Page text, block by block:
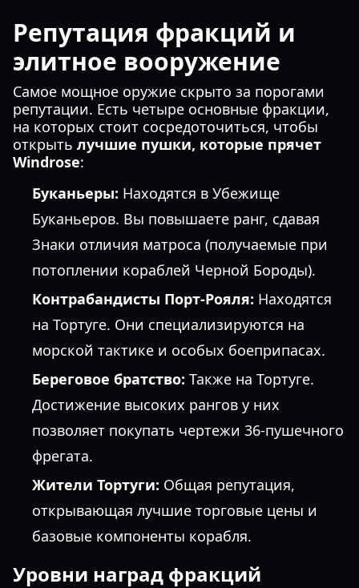
Репутация фракций и
элитное вооружение
Самое мощное оружие скрыто за порогами
репутации. Есть четыре основные фракции,
на которых стоит сосредоточиться, чтобы
открыть лучшие пушки, которые прячет
Windrose:
Буканьеры: Находятся в Убежище
Буканьеров. Вы повышаете ранг, сдавая
Знаки отличия матроса (получаемые при
потоплении кораблей Черной Бороды).
Контрабандисты Порт-Рояля: Находятся
на Тортуге. Они специализируются на
морской тактике и особых боеприпасах.
Береговое братство: Также на Тортуге.
Достижение высоких рангов у них
позволяет покупать чертежи 36-пушечного
фрегата.
Жители Тортуги: Общая репутация,
открывающая лучшие торговые цены и
базовые компоненты корабля.
Уровни наград фракций